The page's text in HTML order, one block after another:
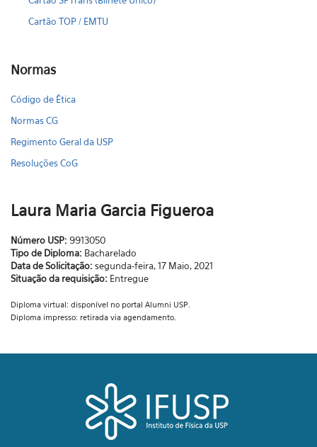
Cartão TOP / EMTU
Normas
Código de Ética
Normas CG
Regimento Geral da USP
Resoluções CoG
Laura Maria Garcia Figueroa
Número USP: 9913050
Tipo de Diploma: Bacharelado
Data de Solicitação: segunda-feira, 17 Maio, 2021
Situação da requisição: Entregue
Diploma virtual: disponível no portal Alumni USP.
Diploma impresso: retirada via agendamento.